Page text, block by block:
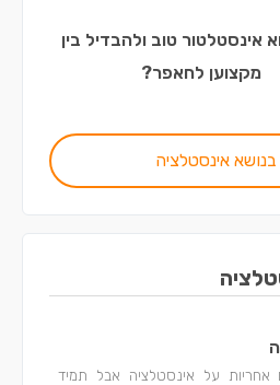
אינסטלטור טוב ולהבדיל בין
מקצוען לחאפר?
אינסטלציה
אחריות על אינסטלציה אבל תמיד